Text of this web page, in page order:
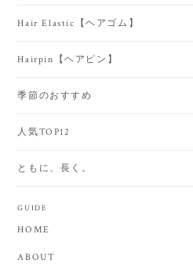
Hair Elastic【ヘアゴム】
Hairpin【ヘアピン】
季節のおすすめ
人気TOP12
ともに、長く。
GUIDE
HOME
ABOUT